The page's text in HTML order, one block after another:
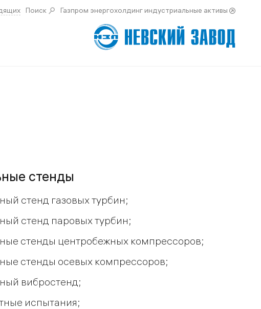
Поиск Газпром энергохолдинг индустриальные активы
стенды
стенд газовых турбин;
стенд паровых турбин;
стенды центробежных компрессоров;
стенды осевых компрессоров;
вибростенд;
испытания;